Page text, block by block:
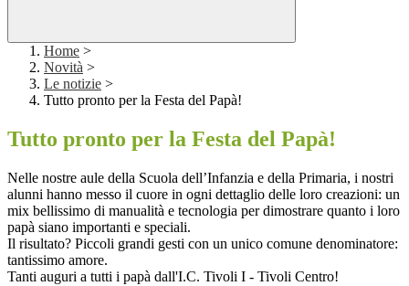
Home >
Novità >
Le notizie >
Tutto pronto per la Festa del Papà!
Tutto pronto per la Festa del Papà!
Nelle nostre aule della Scuola dell’Infanzia e della Primaria, i nostri
alunni hanno messo il cuore in ogni dettaglio delle loro creazioni: un
mix bellissimo di manualità e tecnologia per dimostrare quanto i loro
papà siano importanti e speciali.
Il risultato? Piccoli grandi gesti con un unico comune denominatore:
tantissimo amore.
Tanti auguri a tutti i papà dall'I.C. Tivoli I - Tivoli Centro!